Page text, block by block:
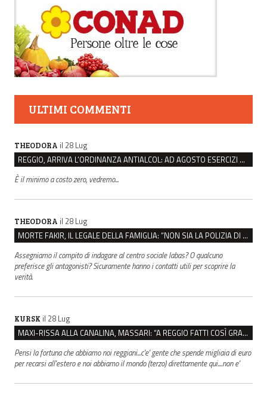
ULTIMI COMMENTI
THEODORA il 28 Lug
REGGIO, ARRIVA L’ORDINANZA ANTIALCOL: AD AGOSTO ESERCIZI DI VICINATO CHIUSI DALLE 22 ALLE 6
È il minimo a costo zero, vedremo...
THEODORA il 28 Lug
MORTE FAKIR, IL LEGALE DELLA FAMIGLIA: “NON SIA LA POLIZIA DI STATO A INDAGARE”
Assegniamo il compito di indagare al centro sociale labas? O qualcuno
preferisce gli antagonisti? Sicuramente hanno i contatti utili per scoprire la
verità.
KURSK il 28 Lug
MAXI-RISSA ALLA CANALINA, MASSARI: “A REGGIO FATTI COSÌ GRAVI NON DEVONO TROVARE SPAZIO”
Pensi la fortuna che abbiamo noi reggiani...c'e' gente che spende migliaia di euro
per recarsi all'estero e noi abbiamo il mondo (terzo) direttamente qui....non e'